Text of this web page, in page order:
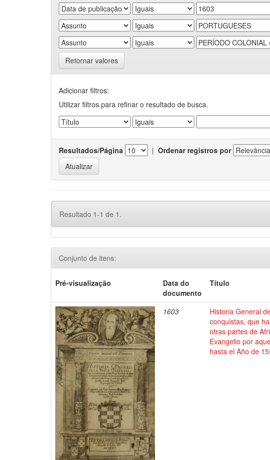
Retornar valores
Adicionar filtros:
Utilizar filtros para refinar o resultado de busca.
Resultados/Página | Ordenar registros por
Resultado 1-1 de 1.
Conjunto de itens:
Pré-visualização
Data do
documento
Título
1603
Historia General
conquistas, que
otras partes de
Evangelio por
hasta el Año de